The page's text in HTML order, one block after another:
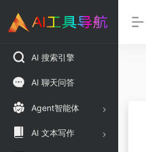
AI 搜索引擎
AI 聊天问答
Agent智能体
AI 文本写作